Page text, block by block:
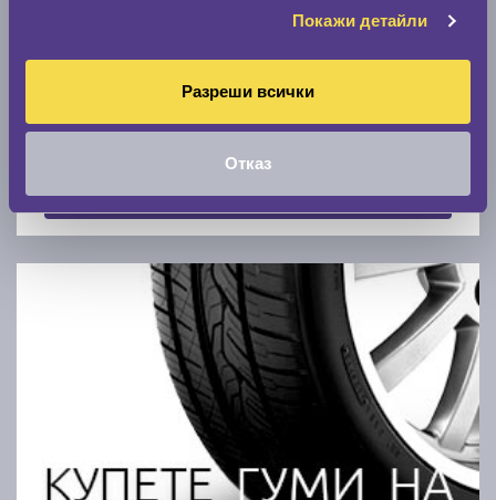
Покажи детайли
Разреши всички
Отказ
Покажи гуми